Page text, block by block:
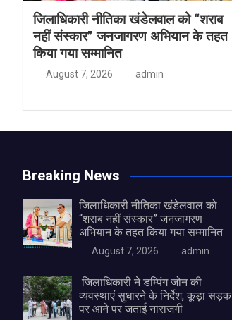
जिलाधिकारी नीतिका खंडेलवाल को “शराब
नहीं संस्कार” जनजागरण अभियान के तहत
किया गया सम्मानित
August 7, 2026 admin
Breaking News
जिलाधिकारी नीतिका खंडेलवाल को
“शराब नहीं संस्कार” जनजागरण
अभियान के तहत किया गया सम्मानित
August 7, 2026 admin
‎ ‎जिलाधिकारी ने डम्पिंग जोन की
व्यवस्थाएं सुधारने के निर्देश, कूड़ा सड़क
पर आने पर जताई नाराजगी